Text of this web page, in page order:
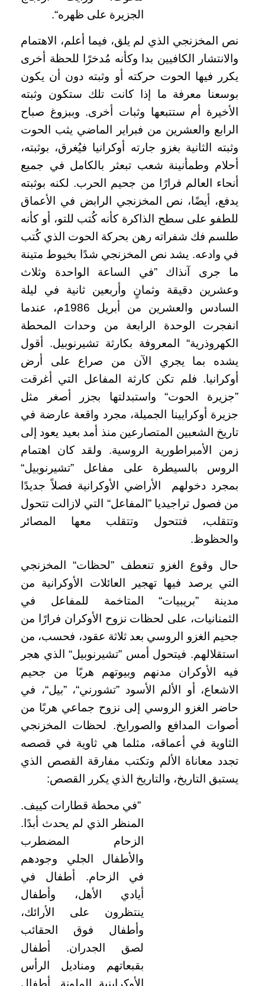
الجزيرة على ظهره“.
نص المخزنجي الذي لم يلق، فيما أعلم، الاهتمام
والانتشار الكافيين بدا وكأنه مُدخرًا للحظة أخرى
يكرر فيها الحوت حركته أو وثبته دون أن يكون
بوسعنا معرفة ما إذا كانت تلك ستكون وثبته
الأخيرة أم ستتبعها وثبات أخرى. وببزوغ صباح
الرابع والعشرين من فبراير الماضي يثب الحوت
وثبته الثانية بغزو جارته أوكرانيا فيُغرق، بوثبته،
أحلام وطمأنينة شعب تبعثر بالكامل في جميع
أنحاء العالم فرارًا من جحيم الحرب. لكنه بوثبته
يدفع، أيضًا، نص المخزنجي الرابض في الأعماق
للطفو على سطح الذاكرة كأنه كُتب للتو، أو كأنه
طلسم فك شفراته رهن بحركة الحوت الذي كُتب
في وادعه. يشد نص المخزنجي شدًا بخيوط متينة
ما جرى آنذاك ”في الساعة الواحدة وثلاث
وعشرين دقيقة وثمانٍ وأربعين ثانية في ليلة
السادس والعشرين من أبريل 1986م، عندما
انفجرت الوحدة الرابعة من وحدات المحطة
الكهروذرية“ المعروفة بكارثة تشيرنوبيل. أقول
يشده بما يجري الآن من صراع على أرض
أوكرانيا. فلم تكن كارثة المفاعل التي أغرقت
”جزيرة الحوت“ واستبدلتها بجزر أصغر مثل
جزيرة أوكرايينا الجميلة، مجرد واقعة عارضة في
تاريخ الشعبين المتصارعين منذ أمد بعيد يعود إلى
زمن الأمبراطورية الروسية. ولقد كان اهتمام
الروس بالسيطرة على مفاعل ”تشيرنوبيل“
بمجرد دخولهم الأراضي الأوكرانية فصلاً جديدًا
من فصول تراجيديا ”المفاعل“ التي لازالت تتحول
وتتقلب، فتتحول وتتقلب معها المصائر
والحظوظ.
حال وقوع الغزو تنعطف ”لحظات“ المخزنجي
التي يرصد فيها تهجير العائلات الأوكرانية من
مدينة ”بريبيات“ المتاخمة للمفاعل في
الثمنانيات، على لحظات نزوح الأوكران فرارًا من
جحيم الغزو الروسي بعد ثلاثة عقود، فحسب، من
استقلالهم. فيتحول أمس ”تشيرنوبيل“ الذي هجر
فيه الأوكران مدنهم وبيوتهم هربًا من جحيم
الاشعاع، أو الألم الأسود ”تشورني“، ”بيل“، في
حاضر الغزو الروسي إلى نزوح جماعي هربًا من
أصوات المدافع والصورايخ. لحظات المخزنجي
الثاوية في أعماقه، مثلما هي ثاوية في قصصه
تجدد معاناة الألم وتكتب مفارقة القصص الذي
يستبق التاريخ، والتاريخ الذي يكرر القصص:
”في محطة قطارات كييف.
المنظر الذي لم يحدث أبدًا.
الزحام المضطرب
والأطفال الجلي وجودهم
في الزحام. أطفال في
أيادي الأهل، وأطفال
ينتظرون على الأرائك،
وأطفال فوق الحقائب
لصق الجدران. أطفال
بقبعاتهم ومناديل الرأس
الأوكراينية الملونة. أطفال